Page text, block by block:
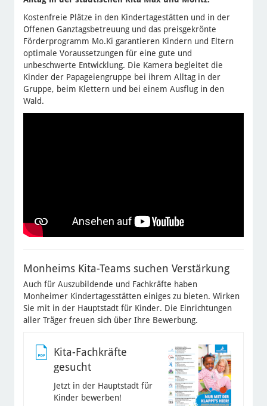
Kostenfreie Plätze in den Kindertagestätten und in der
Offenen Ganztagsbetreuung und das preisgekrönte
Förderprogramm Mo.Ki garantieren Kindern und Eltern
optimale Voraussetzungen für eine gute und
unbeschwerte Entwicklung. Die Kamera begleitet die
Kinder der Papageiengruppe bei ihrem Alltag in der
Gruppe, beim Klettern und bei einem Ausflug in den
Wald.
Monheims Kita-Teams suchen Verstärkung
Auch für Auszubildende und Fachkräfte haben
Monheimer Kindertagesstätten einiges zu bieten. Wirken
Sie mit in der Hauptstadt für Kinder. Die Einrichtungen
aller Träger freuen sich über Ihre Bewerbung.
Kita-Fachkräfte
gesucht
Jetzt in der Hauptstadt für
Kinder bewerben!